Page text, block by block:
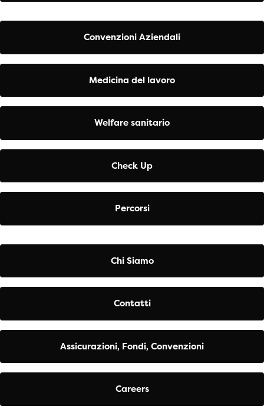
Convenzioni Aziendali
Medicina del lavoro
Welfare sanitario
Check Up
Percorsi
Chi Siamo
Contatti
Assicurazioni, Fondi, Convenzioni
Careers